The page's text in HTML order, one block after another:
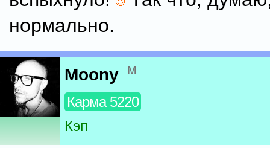
нормально.
Moony м
Карма 5220
Кэп